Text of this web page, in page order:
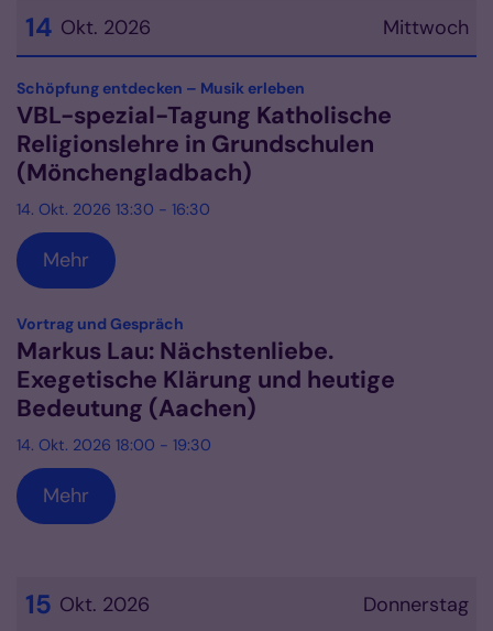
Mittwoch
14 Okt. 2026
Datum: 14. Oktober 2026
Schöpfung entdecken – Musik erleben
VBL-spezial-Tagung Katholische
Religionslehre in Grundschulen
(Mönchengladbach)
14. Okt. 2026 13:30 - 16:30
Mehr
Vortrag und Gespräch
Markus Lau: Nächstenliebe.
Exegetische Klärung und heutige
Bedeutung (Aachen)
14. Okt. 2026 18:00 - 19:30
Mehr
Donnerstag
15 Okt. 2026